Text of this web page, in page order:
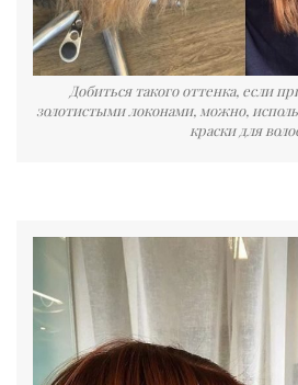
Добиться такого оттенка, если
золотистыми локонами, можно,
краски для